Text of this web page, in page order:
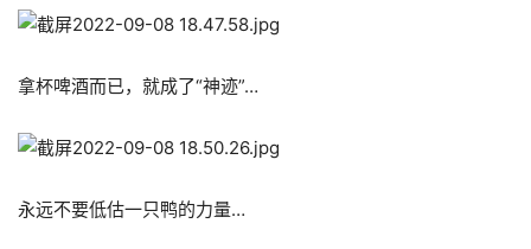
拿杯啤酒而已，就成了“神迹”…
永远不要低估一只鸭的力量…